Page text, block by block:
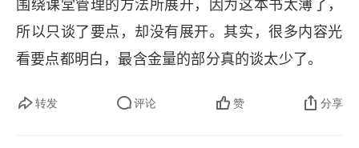
围绕课堂管理的方法所展开，因为这本书太薄了，
所以只谈了要点，却没有展开。其实，很多内容光
看要点都明白，最含金量的部分真的谈太少了。
转发 评论 赞 分享